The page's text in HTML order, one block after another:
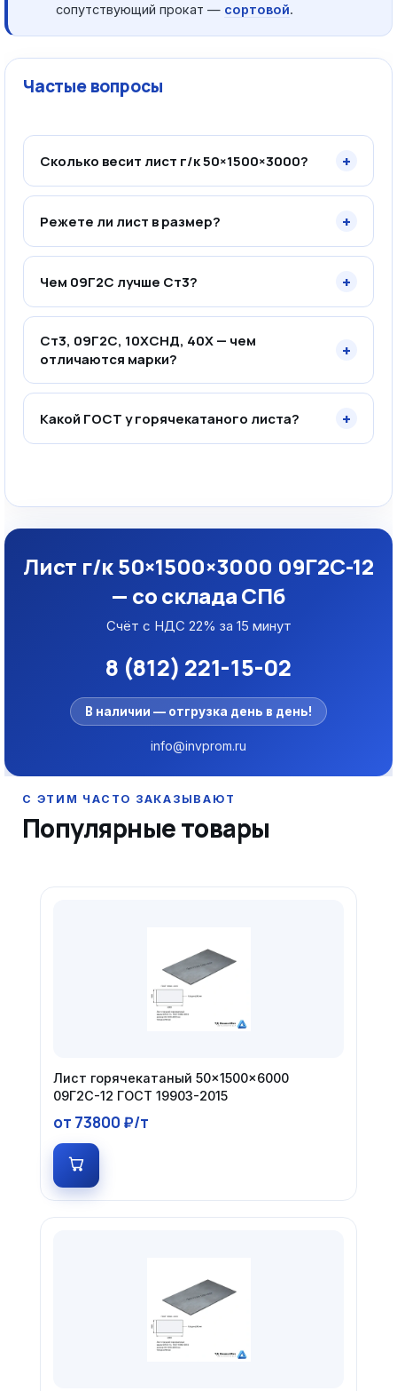
сопутствующий прокат — сортовой.
Частые вопросы
Сколько весит лист г/к 50×1500×3000? +
Режете ли лист в размер? +
Чем 09Г2С лучше Ст3? +
Ст3, 09Г2С, 10ХСНД, 40Х — чем
отличаются марки?
+
Какой ГОСТ у горячекатаного листа? +
Лист г/к 50×1500×3000 09Г2С-12
— со склада СПб
Счёт с НДС 22% за 15 минут
8 (812) 221-15-02
В наличии — отгрузка день в день!
info@invprom.ru
Популярные товары
Лист горячекатаный 50×1500×6000
09Г2С-12 ГОСТ 19903-2015
от 73800 ₽/т